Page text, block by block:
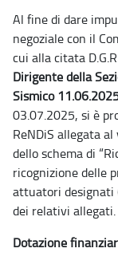
Al fine di dare
negoziale con il
cui alla citata
Dirigente della
Sismico
03.07.2025, si è
ReNDiS allegata
dello schema di
ricognizione delle
attuatori designati
dei relativi allegati.
Dotazione